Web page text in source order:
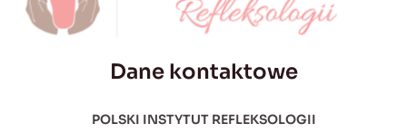
Dane kontaktowe
POLSKI INSTYTUT REFLEKSOLOGII